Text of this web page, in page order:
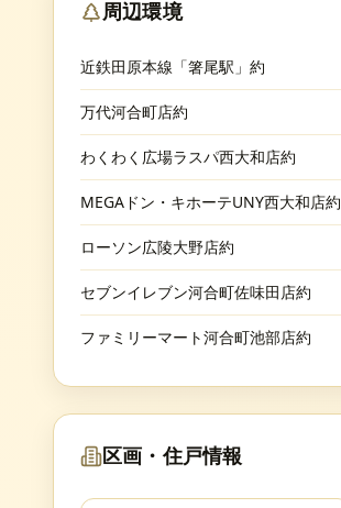
周辺環境
近鉄田原本線「箸尾駅」約
万代河合町店約
わくわく広場ラスパ西大和店約
MEGAドン・キホーテUNY西大和店約
ローソン広陵大野店約
セブンイレブン河合町佐味田店約
ファミリーマート河合町池部店約
区画・住戸情報